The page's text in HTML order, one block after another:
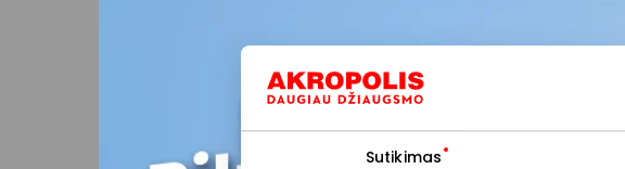
Sutikimas
pat AKROPOLIO
parduotuves ir paslaugų
Jūsų patogumui į visus
205 2099 arba el. paštu